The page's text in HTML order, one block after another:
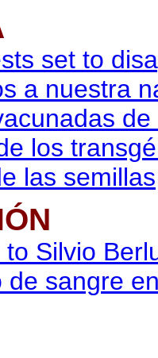
set to
a nuestra
los
las semillas
Silvio
de sangre